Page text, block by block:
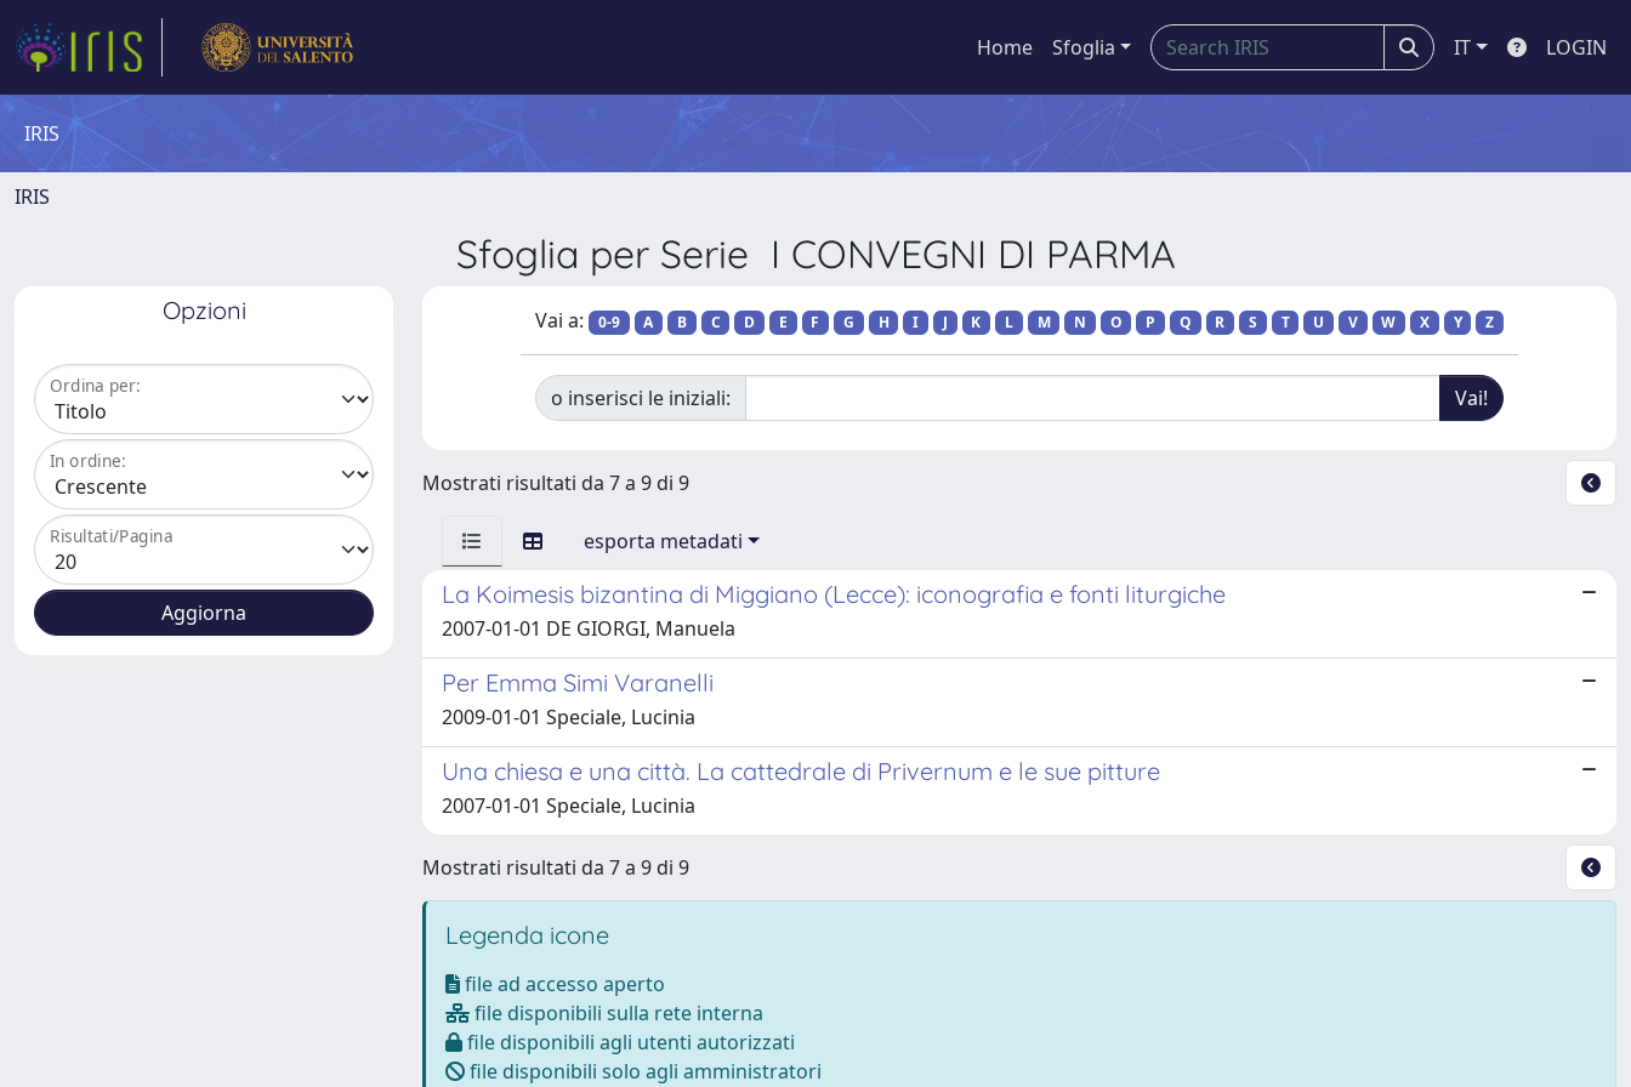
Home Sfoglia IT LOGIN
IRIS
IRIS
Sfoglia per Serie I CONVEGNI DI PARMA
Opzioni
Ordina per:
In ordine:
Risultati/Pagina
Vai a: 0-9 A B C D E F G H I J K L M N O P Q R S T U V W X Y Z
o inserisci le iniziali:
Mostrati risultati da 7 a 9 di 9
esporta metadati
La Koimesis bizantina di Miggiano (Lecce): iconografia e fonti liturgiche
2007-01-01 DE GIORGI, Manuela
Per Emma Simi Varanelli
2009-01-01 Speciale, Lucinia
Una chiesa e una città. La cattedrale di Privernum e le sue pitture
2007-01-01 Speciale, Lucinia
Mostrati risultati da 7 a 9 di 9
Legenda icone
file ad accesso aperto
file disponibili sulla rete interna
file disponibili agli utenti autorizzati
file disponibili solo agli amministratori